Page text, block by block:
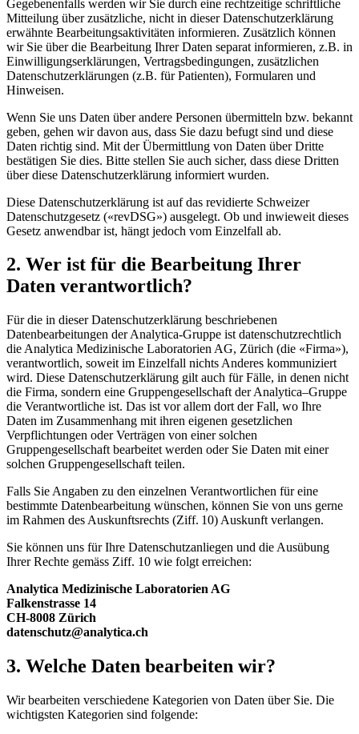
Gegebenenfalls werden wir Sie durch eine rechtzeitige schriftliche
Mitteilung über zusätzliche, nicht in dieser Datenschutzerklärung
erwähnte Bearbeitungsaktivitäten informieren. Zusätzlich können
wir Sie über die Bearbeitung Ihrer Daten separat informieren, z.B. in
Einwilligungserklärungen, Vertragsbedingungen, zusätzlichen
Datenschutzerklärungen (z.B. für Patienten), Formularen und
Hinweisen.
Wenn Sie uns Daten über andere Personen übermitteln bzw. bekannt
geben, gehen wir davon aus, dass Sie dazu befugt sind und diese
Daten richtig sind. Mit der Übermittlung von Daten über Dritte
bestätigen Sie dies. Bitte stellen Sie auch sicher, dass diese Dritten
über diese Datenschutzerklärung informiert wurden.
Diese Datenschutzerklärung ist auf das revidierte Schweizer
Datenschutzgesetz («revDSG») ausgelegt. Ob und inwieweit dieses
Gesetz anwendbar ist, hängt jedoch vom Einzelfall ab.
2. Wer ist für die Bearbeitung Ihrer
Daten verantwortlich?
Für die in dieser Datenschutzerklärung beschriebenen
Datenbearbeitungen der Analytica-Gruppe ist datenschutzrechtlich
die Analytica Medizinische Laboratorien AG, Zürich (die «Firma»),
verantwortlich, soweit im Einzelfall nichts Anderes kommuniziert
wird. Diese Datenschutzerklärung gilt auch für Fälle, in denen nicht
die Firma, sondern eine Gruppengesellschaft der Analytica–Gruppe
die Verantwortliche ist. Das ist vor allem dort der Fall, wo Ihre
Daten im Zusammenhang mit ihren eigenen gesetzlichen
Verpflichtungen oder Verträgen von einer solchen
Gruppengesellschaft bearbeitet werden oder Sie Daten mit einer
solchen Gruppengesellschaft teilen.
Falls Sie Angaben zu den einzelnen Verantwortlichen für eine
bestimmte Datenbearbeitung wünschen, können Sie von uns gerne
im Rahmen des Auskunftsrechts (Ziff. 10) Auskunft verlangen.
Sie können uns für Ihre Datenschutzanliegen und die Ausübung
Ihrer Rechte gemäss Ziff. 10 wie folgt erreichen:
Analytica Medizinische Laboratorien AG
Falkenstrasse 14
CH-8008 Zürich
datenschutz@analytica.ch
3. Welche Daten bearbeiten wir?
Wir bearbeiten verschiedene Kategorien von Daten über Sie. Die
wichtigsten Kategorien sind folgende: